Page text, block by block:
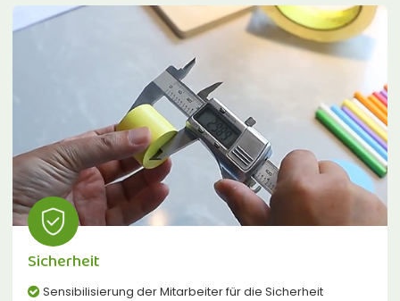
Sicherheit
Sensibilisierung der Mitarbeiter für die Sicherheit